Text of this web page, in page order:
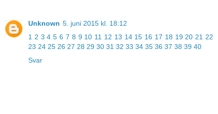
Unknown 5. juni 2015 kl. 18:12
1 2 3 4 5 6 7 8 9 10 11 12 13 14 15 16 17 18 19 20 21 22
23 24 25 26 27 28 29 30 31 32 33 34 35 36 37 38 39 40
Svar